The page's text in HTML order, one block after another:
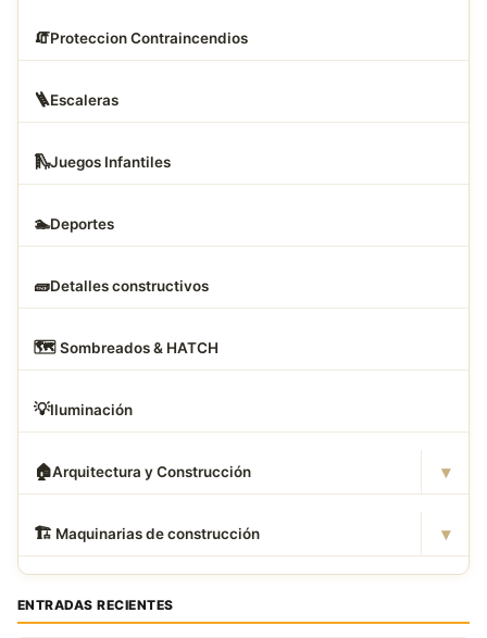
🧯Proteccion Contraincendios
🪜Escaleras
🛝Juegos Infantiles
🏊Deportes
🧱Detalles constructivos
🗺️ Sombreados & HATCH
💡Iluminación
🏠Arquitectura y Construcción ▾
🏗 ️ Maquinarias de construcción ▾
ENTRADAS RECIENTES